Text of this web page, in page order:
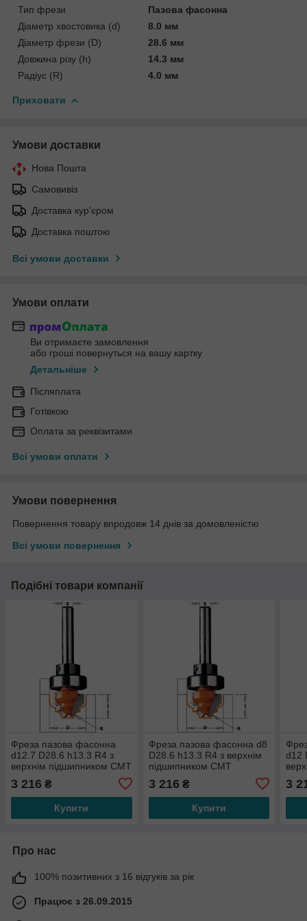
Тип фрези
Пазова фасонна
Діаметр хвостовика (d)
8.0 мм
Діаметр фрези (D)
28.6 мм
Довжина різу (h)
14.3 мм
Радіус (R)
4.0 мм
Приховати
Умови доставки
Нова Пошта
Самовивіз
Доставка кур'єром
Доставка поштою
Всі умови доставки
Умови оплати
Ви отримаєте замовлення
або гроші повернуться на вашу картку
Детальніше
Післяплата
Готівкою
Оплата за реквізитами
Всі умови оплати
Умови повернення
Повернення товару впродовж 14 днів за домовленістю
Всі умови повернення
Подібні товари компанії
Фреза пазова фасонна
d12.7 D28.6 h13.3 R4 з
верхнім підшипником СМТ
3 216 ₴
Купити
Фреза пазова фасонна d8
D28.6 h13.3 R4 з верхнім
підшипником СМТ
3 216 ₴
Купити
d12
3
Про нас
100% позитивних з 16 відгуків за рік
Працює з 26.09.2015